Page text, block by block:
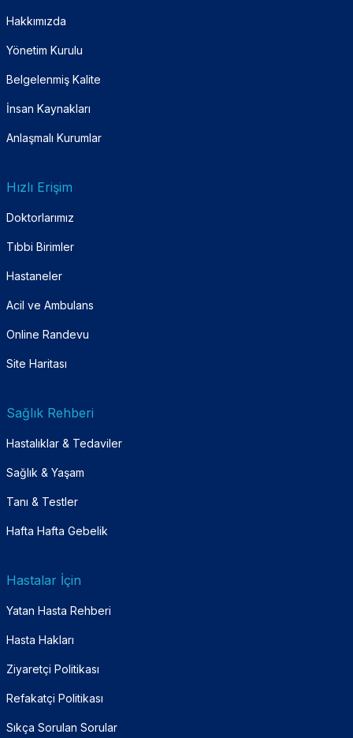
Hakkımızda
Yönetim Kurulu
Belgelenmiş Kalite
İnsan Kaynakları
Anlaşmalı Kurumlar
Hızlı Erişim
Doktorlarımız
Tıbbi Birimler
Hastaneler
Acil ve Ambulans
Online Randevu
Site Haritası
Sağlık Rehberi
Hastalıklar & Tedaviler
Sağlık & Yaşam
Tanı & Testler
Hafta Hafta Gebelik
Hastalar İçin
Yatan Hasta Rehberi
Hasta Hakları
Ziyaretçi Politikası
Refakatçi Politikası
Sıkça Sorulan Sorular